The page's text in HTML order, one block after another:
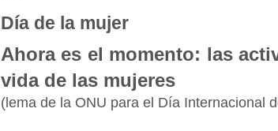
Día de la mujer
Ahora es el momento: las
vida de las mujeres
(lema de la ONU para el Día Internacional